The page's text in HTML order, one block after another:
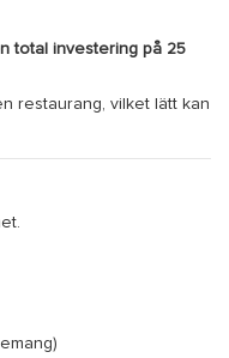
total investering på 25
restaurang, vilket lätt kan